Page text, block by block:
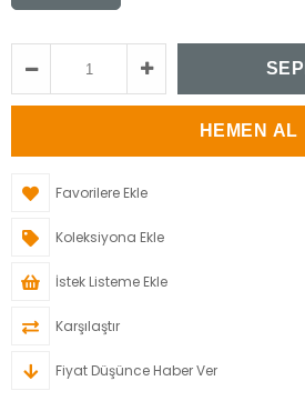
Favorilere Ekle
Koleksiyona Ekle
İstek Listeme Ekle
Karşılaştır
Fiyat Düşünce Haber Ver